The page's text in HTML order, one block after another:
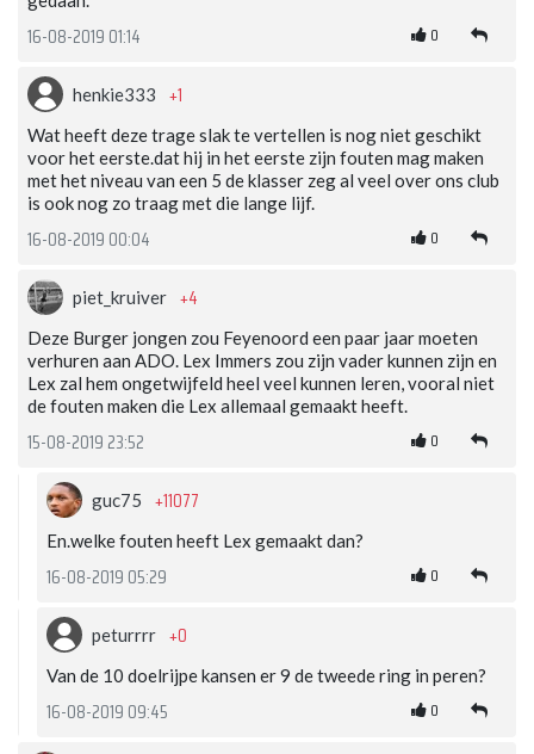
16-08-2019 01:14 0
henkie333 +1
Wat heeft deze trage slak te vertellen is nog niet geschikt
voor het eerste.dat hij in het eerste zijn fouten mag maken
met het niveau van een 5 de klasser zeg al veel over ons club
is ook nog zo traag met die lange lijf.
16-08-2019 00:04 0
piet_kruiver +4
Deze Burger jongen zou Feyenoord een paar jaar moeten
verhuren aan ADO. Lex Immers zou zijn vader kunnen zijn en
Lex zal hem ongetwijfeld heel veel kunnen leren, vooral niet
de fouten maken die Lex allemaal gemaakt heeft.
15-08-2019 23:52 0
guc75 +11077
En.welke fouten heeft Lex gemaakt dan?
16-08-2019 05:29 0
peturrrr +0
Van de 10 doelrijpe kansen er 9 de tweede ring in peren?
16-08-2019 09:45 0